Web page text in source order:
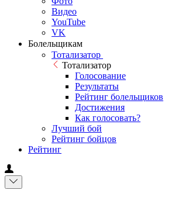
Видео
YouTube
VK
Болельщикам
Тотализатор
Тотализатор
Голосование
Результаты
Рейтинг болельщиков
Достижения
Как голосовать?
Лучший бой
Рейтинг бойцов
Рейтинг